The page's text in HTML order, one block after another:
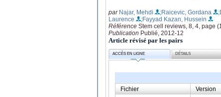
par Najar, Mehdi ;Raicevic, Gordana
Laurence
;Fayyad Kazan, Hussein
Référence Stem cell reviews, 8, 4, page
Publication Publié, 2012-12
Article révisé par les pairs
ACCÈS EN LIGNE DÉTAILS
Fichier Version